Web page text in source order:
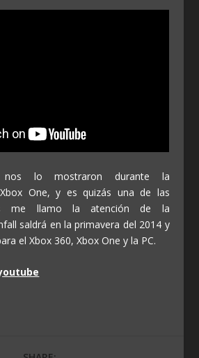
nos lo mostraron durante la
One, y es quizás una de las
me llamo la atención de la
saldrá en la primavera del 2014 y
el Xbox 360, Xbox One y la PC.